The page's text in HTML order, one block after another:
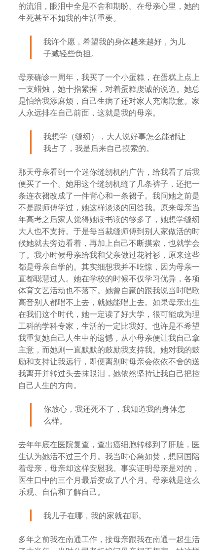
的流泪，眼泪中全是不舍和期盼。在母亲心里，她的
生死甚至不如我的生活重要。
我许个愿，希望我的身体越来越好，为儿
子减轻些负担。
母亲确诊一周年，我买了一个小蛋糕，在蛋糕上点上
一支蜡烛，她十指紧握，对着蛋糕虔诚的说道。她总
是怕给我添麻烦，自己生病了还对家人充满歉意。家
人永远排在自己前面，这就是我的母亲。
我想学（缝纫），大人说好事怎么能都让
我占了，我是后来自己摸索的。
那天母亲看到一个迷你缝纫机的广告，给我看了后我
便买了一个。她用这个缝纫机缝了几条裤子，还把一
条连衣裙改成了一件背心和一条裙子。我问她之前是
不是跟师傅学过，她这样淡淡的回答我。原来母亲当
年高考之后家人觉得她读书读的够多了，她想学缝纫
大人也不支持。于是每当裁缝师傅到别人家做活的时
候她就去旁边看着，再加上自己不断摸索，也就学会
了。我小时候母亲给我和父亲做过花衬衫，原来这些
都是母亲自学的。其实细想我并不吃惊，因为母亲一
直都聪慧过人。她在学校的时候不仅学习优异，各项
体育文艺活动也不落下。她曾自豪的跟我说当时唱歌
高音别人都唱不上去，就她能唱上去。如果母亲出生
在我们这个时代，她一定读了好大学，很可能成为理
工科的学科专家，生活的一定比我好。也许是不希望
我重复她自己人生中的遗憾，从小母亲便让我自己拿
主意，而她则一直默默的鼓励我支持我。她对我的鼓
励和支持让我远行，即便离别时母亲会依依不舍的送
我离开并转过头去抹眼泪，她依然坚持让我自己把控
自己人生的方向。
你放心，我还死不了，我知道我的身体怎
么样。
去年年底在医院复查，查出癌细胞转移到了肝脏，医
生认为她活不过三个月。我当时心急如焚，想回国陪
着母亲，母亲却这样安慰我。事实证明母亲是对的，
医生口中的三个月最后变成了八个月。母亲就是这么
乐观、自信和了解自己。
我儿子在哪，我的家就在哪。
多年之前我在南通工作，接母亲跟我在南通一起生活